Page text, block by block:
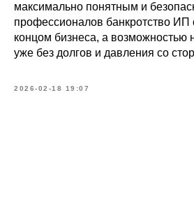
максимально понятным и
профессионалов банкротство ИП
концом бизнеса, а возможностью
уже без долгов и давления со
2026-02-18 19:07